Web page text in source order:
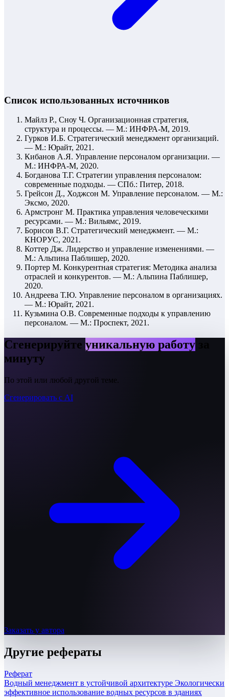
Список использованных источников
Майлз Р., Сноу Ч. Организационная стратегия,
структура и процессы. — М.: ИНФРА-М, 2019.
Гурков И.Б. Стратегический менеджмент организаций.
— М.: Юрайт, 2021.
Кибанов А.Я. Управление персоналом организации. —
М.: ИНФРА-М, 2020.
Богданова Т.Г. Стратегии управления персоналом:
современные подходы. — СПб.: Питер, 2018.
Грейсон Д., Ходжсон М. Управление персоналом. — М.:
Эксмо, 2020.
Армстронг М. Практика управления человеческими
ресурсами. — М.: Вильямс, 2019.
Борисов В.Г. Стратегический менеджмент. — М.:
КНОРУС, 2021.
Коттер Дж. Лидерство и управление изменениями. —
М.: Альпина Паблишер, 2020.
Портер М. Конкурентная стратегия: Методика анализа
отраслей и конкурентов. — М.: Альпина Паблишер,
2020.
Андреева Т.Ю. Управление персоналом в организациях.
— М.: Юрайт, 2021.
Кузьмина О.В. Современные подходы к управлению
персоналом. — М.: Проспект, 2021.
Сгенерируйте уникальную работу
минуту
По этой или любой другой теме.
Сгенерировать с AI
Заказать у автора
Другие рефераты
Реферат
Водный менеджмент в устойчивой архитектуре Экологически
эффективное использование водных ресурсов в зданиях